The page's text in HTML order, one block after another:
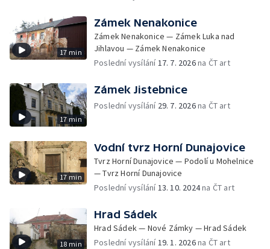
17 min
Zámek Nenakonice
Zámek Nenakonice — Zámek Luka nad
Jihlavou — Zámek Nenakonice
Poslední vysílání17. 7. 2026na ČT art
17 min
Zámek Jistebnice
Poslední vysílání 29. 7. 2026na ČT art
17 min
Vodní tvrz Horní Dunajovice
Tvrz Horní Dunajovice — Podolí u Mohelnice
— Tvrz Horní Dunajovice
Poslední vysílání13. 10. 2024na ČT art
18 min
Hrad Sádek
Hrad Sádek — Nové Zámky — Hrad Sádek
Poslední vysílání19. 1. 2026na ČT art